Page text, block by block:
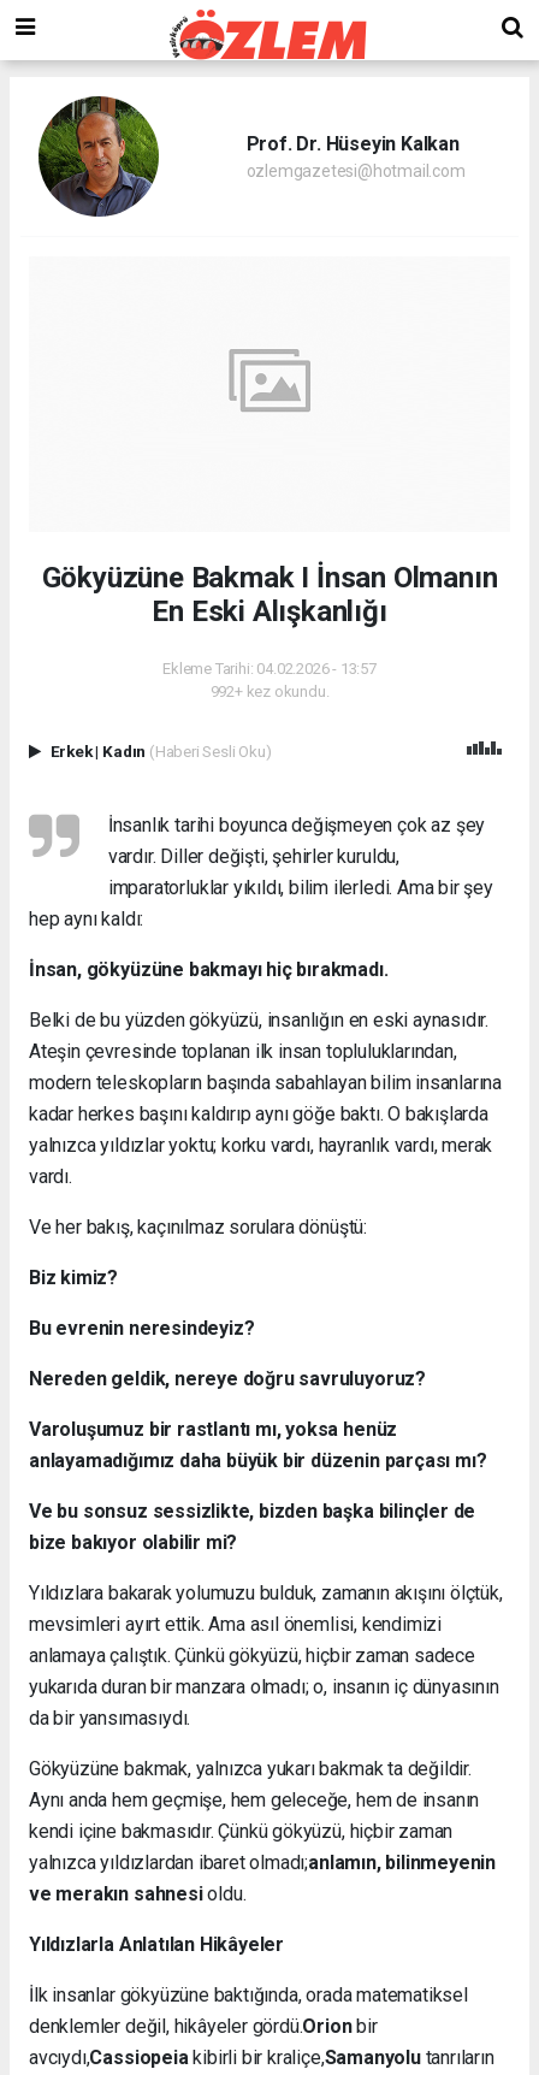
Prof. Dr. Hüseyin Kalkan
ozlemgazetesi@hotmail.com
Gökyüzüne Bakmak I İnsan Olmanın
En Eski Alışkanlığı
Ekleme Tarihi: 04.02.2026 - 13:57
992+ kez okundu.
Erkek| Kadın (Haberi Sesli Oku)
İnsanlık tarihi boyunca değişmeyen çok az şey
vardır. Diller değişti, şehirler kuruldu,
imparatorluklar yıkıldı, bilim ilerledi. Ama bir şey
hep aynı kaldı:
İnsan, gökyüzüne bakmayı hiç bırakmadı.
Belki de bu yüzden gökyüzü, insanlığın en eski aynasıdır.
Ateşin çevresinde toplanan ilk insan topluluklarından,
modern teleskopların başında sabahlayan bilim insanlarına
kadar herkes başını kaldırıp aynı göğe baktı. O bakışlarda
yalnızca yıldızlar yoktu; korku vardı, hayranlık vardı, merak
vardı.
Ve her bakış, kaçınılmaz sorulara dönüştü:
Biz kimiz?
Bu evrenin neresindeyiz?
Nereden geldik, nereye doğru savruluyoruz?
Varoluşumuz bir rastlantı mı, yoksa henüz
anlayamadığımız daha büyük bir düzenin parçası mı?
Ve bu sonsuz sessizlikte, bizden başka bilinçler de
bize bakıyor olabilir mi?
Yıldızlara bakarak yolumuzu bulduk, zamanın akışını ölçtük,
mevsimleri ayırt ettik. Ama asıl önemlisi, kendimizi
anlamaya çalıştık. Çünkü gökyüzü, hiçbir zaman sadece
yukarıda duran bir manzara olmadı; o, insanın iç dünyasının
da bir yansımasıydı.
Gökyüzüne bakmak, yalnızca yukarı bakmak ta değildir.
Aynı anda hem geçmişe, hem geleceğe, hem de insanın
kendi içine bakmasıdır. Çünkü gökyüzü, hiçbir zaman
yalnızca yıldızlardan ibaret olmadı;anlamın, bilinmeyenin
ve merakın sahnesioldu.
Yıldızlarla Anlatılan Hikâyeler
İlk insanlar gökyüzüne baktığında, orada matematiksel
denklemler değil, hikâyeler gördü.Orionbir
avcıydı,Cassiopeia kibirli bir kraliçe,Samanyolutanrıların